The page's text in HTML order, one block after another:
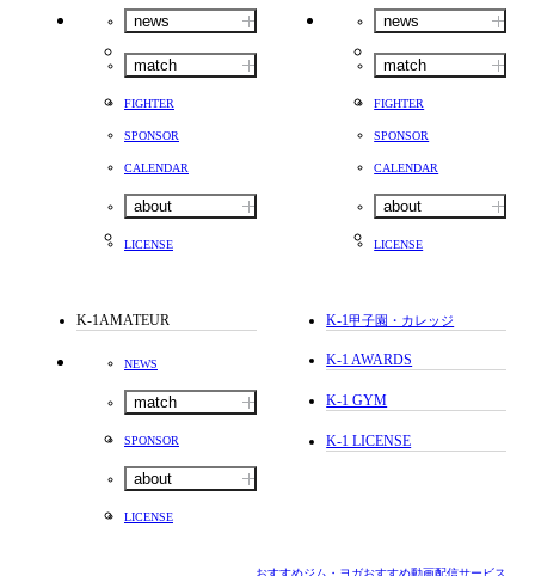
news
match
FIGHTER
SPONSOR
CALENDAR
about
LICENSE
news
match
FIGHTER
SPONSOR
CALENDAR
about
LICENSE
K-1AMATEUR
NEWS
match
SPONSOR
about
LICENSE
K-1甲子園・カレッジ
K-1 AWARDS
K-1 GYM
K-1 LICENSE
おすすめジム・ヨガおすすめ動画配信サービス